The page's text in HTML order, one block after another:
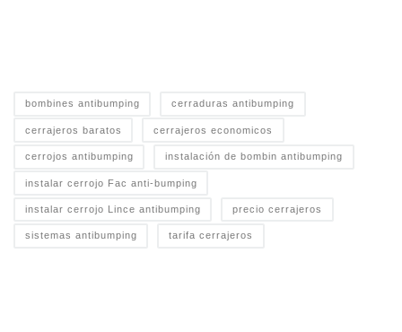
bombines antibumping cerraduras antibumping
cerrajeros baratos cerrajeros economicos
cerrojos antibumping instalación de bombin antibumping
instalar cerrojo Fac anti-bumping
instalar cerrojo Lince antibumping precio cerrajeros
sistemas antibumping tarifa cerrajeros